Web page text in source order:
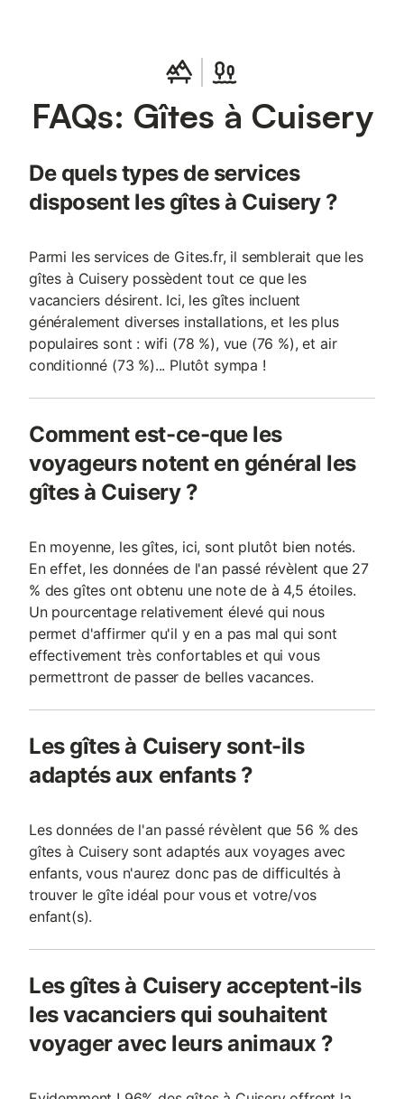
FAQs: Gîtes à Cuisery
De quels types de services
disposent les gîtes à Cuisery ?
Parmi les services de Gites.fr, il semblerait que les
gîtes à Cuisery possèdent tout ce que les
vacanciers désirent. Ici, les gîtes incluent
généralement diverses installations, et les plus
populaires sont : wifi (78 %), vue (76 %), et air
conditionné (73 %)... Plutôt sympa !
Comment est-ce-que les
voyageurs notent en général les
gîtes à Cuisery ?
En moyenne, les gîtes, ici, sont plutôt bien notés.
En effet, les données de l'an passé révèlent que 27
% des gîtes ont obtenu une note de à 4,5 étoiles.
Un pourcentage relativement élevé qui nous
permet d'affirmer qu'il y en a pas mal qui sont
effectivement très confortables et qui vous
permettront de passer de belles vacances.
Les gîtes à Cuisery sont-ils
adaptés aux enfants ?
Les données de l'an passé révèlent que 56 % des
gîtes à Cuisery sont adaptés aux voyages avec
enfants, vous n'aurez donc pas de difficultés à
trouver le gîte idéal pour vous et votre/vos
enfant(s).
Les gîtes à Cuisery acceptent-ils
les vacanciers qui souhaitent
voyager avec leurs animaux ?